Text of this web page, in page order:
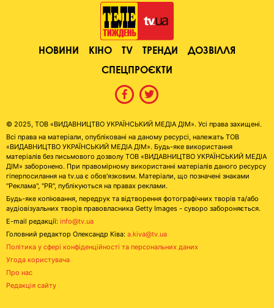
НОВИНИ КІНО TV ТРЕНДИ
ДОЗВІЛЛЯ
СПЕЦПРОЄКТИ
© 2025, ТОВ «ВИДАВНИЦТВО УКРАЇНСЬКИЙ МЕДІА ДІМ». Усі права захищені.
Всі права на матеріали, опубліковані на даному ресурсі, належать ТОВ
«ВИДАВНИЦТВО УКРАЇНСЬКИЙ МЕДІА ДІМ». Будь-яке використання
матеріалів без письмового дозволу ТОВ «ВИДАВНИЦТВО УКРАЇНСЬКИЙ МЕДІА
ДІМ» заборонено. При правомірному використанні матеріалів даного ресурсу
гіперпосилання на tv.ua є обов'язковим. Матеріали, що позначені знаками
"Реклама", "PR", публікуються на правах реклами.
Будь-яке копіювання, передрук та відтворення фотографічних творів та/або
аудіовізуальних творів правовласника Getty Images - суворо забороняється.
E-mail редакції: info@tv.ua
Головний редактор Олександр Ківа: a.kiva@tv.ua
Політика у сфері конфіденційності та персональних даних
Угода користувача
Про нас
Редакція сайту